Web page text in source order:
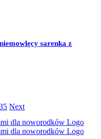
sarenka z
Next